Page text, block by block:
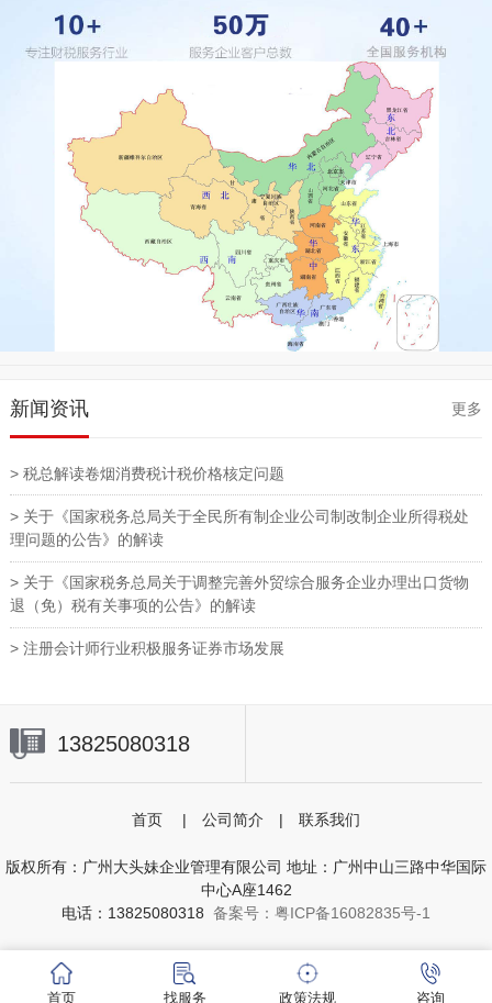
新闻资讯 更多
> 税总解读卷烟消费税计税价格核定问题
> 关于《国家税务总局关于全民所有制企业公司制改制企业所得税处
理问题的公告》的解读
> 关于《国家税务总局关于调整完善外贸综合服务企业办理出口货物
退（免）税有关事项的公告》的解读
> 注册会计师行业积极服务证券市场发展
13825080318
首页 | 公司简介 | 联系我们
版权所有：广州大头妹企业管理有限公司 地址：广州中山三路中华国际
中心A座1462
电话：13825080318 备案号：粤ICP备16082835号-1
首页 找服务 政策法规 咨询